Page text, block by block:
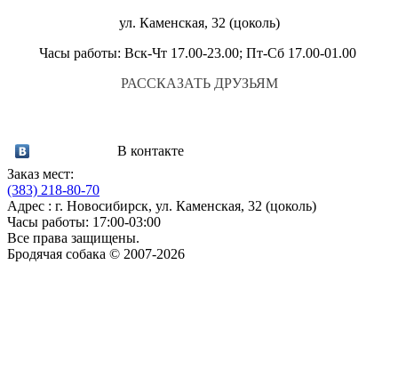
ул. Каменская, 32 (цоколь)
Часы работы: Вск-Чт 17.00-23.00; Пт-Сб 17.00-01.00
РАССКАЗАТЬ ДРУЗЬЯМ
В контакте
Заказ мест:
(383) 218-80-70
Адрес : г. Новосибирск, ул. Каменская, 32 (цоколь)
Часы работы: 17:00-03:00
Все права защищены.
Бродячая собака © 2007-2026